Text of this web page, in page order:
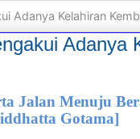
Adanya Kelahiran
Adanya
Jalan Menuju
Gotama]